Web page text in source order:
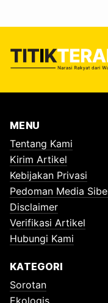
MENU
Tentang Kami
Kirim Artikel
Kebijakan Privasi
Pedoman Media
Disclaimer
Verifikasi Artikel
Hubungi Kami
KATEGORI
Sorotan
Ekologis